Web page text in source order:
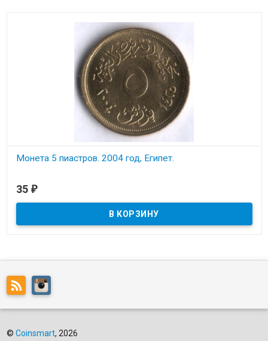
Монета 5 пиастров. 2004 год, Египет.
35 ₽
© Coinsmart, 2026